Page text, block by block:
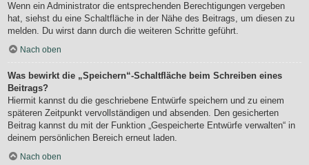
Wenn ein Administrator die entsprechenden Berechtigungen vergeben
hat, siehst du eine Schaltfläche in der Nähe des Beitrags, um diesen zu
melden. Du wirst dann durch die weiteren Schritte geführt.
Nach oben
Was bewirkt die „Speichern“-Schaltfläche beim Schreiben eines
Beitrags?
Hiermit kannst du die geschriebene Entwürfe speichern und zu einem
späteren Zeitpunkt vervollständigen und absenden. Den gesicherten
Beitrag kannst du mit der Funktion „Gespeicherte Entwürfe verwalten“ in
deinem persönlichen Bereich erneut laden.
Nach oben